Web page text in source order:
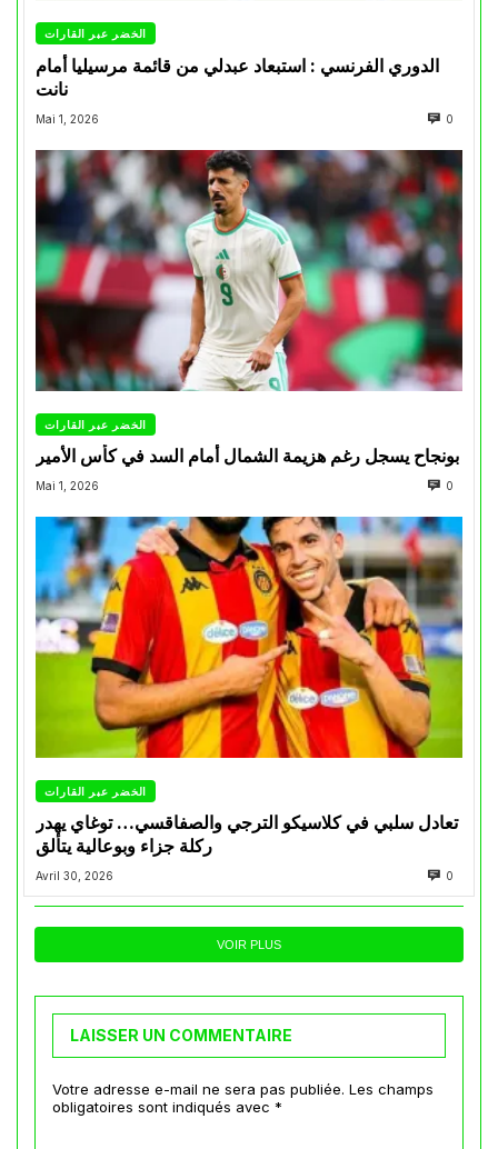
الخضر عبر القارات
الدوري الفرنسي : استبعاد عبدلي من قائمة مرسيليا أمام
نانت
Mai 1, 2026 0
الخضر عبر القارات
بونجاح يسجل رغم هزيمة الشمال أمام السد في كأس الأمير
Mai 1, 2026 0
الخضر عبر القارات
تعادل سلبي في كلاسيكو الترجي والصفاقسي… توغاي يهدر
ركلة جزاء وبوعالية يتألق
Avril 30, 2026 0
VOIR PLUS
LAISSER UN COMMENTAIRE
Votre adresse e-mail ne sera pas publiée. Les champs
obligatoires sont indiqués avec *